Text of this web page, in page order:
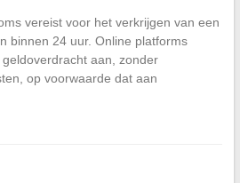
vereist voor het verkrijgen van een
binnen 24 uur. Online platforms
aan, zonder
op voorwaarde dat aan